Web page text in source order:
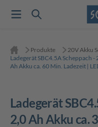
Produkte 20V Akku
Ladegerät SBC4.5A Scheppach
Ah Akku ca. 60 Min. Ladezeit |
Ladegerät SBC4.5A Scheppach - 20V |
2,0 Ah Akku ca.